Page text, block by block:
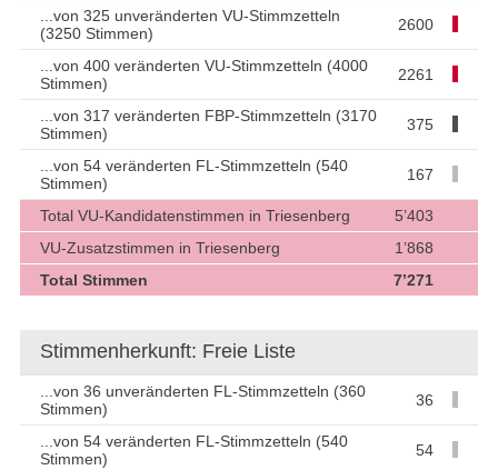
...von 325 unveränderten VU-Stimmzetteln
(3250 Stimmen)
2600
...von 400 veränderten VU-Stimmzetteln (4000
Stimmen)
2261
...von 317 veränderten FBP-Stimmzetteln (3170
Stimmen)
375
...von 54 veränderten FL-Stimmzetteln (540
Stimmen)
167
Total VU-Kandidatenstimmen in Triesenberg
5’403
VU-Zusatzstimmen in Triesenberg
1’868
Total Stimmen
7’271
Stimmenherkunft: Freie Liste
...von 36 unveränderten FL-Stimmzetteln (360
Stimmen)
36
...von 54 veränderten FL-Stimmzetteln (540
Stimmen)
54